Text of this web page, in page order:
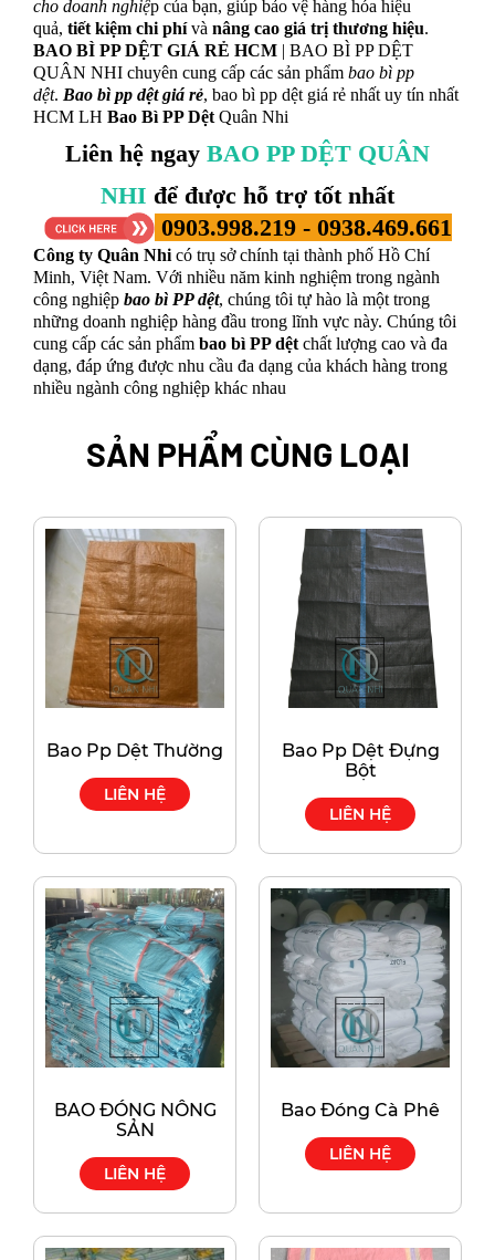
cho doanh nghiệp của bạn, giúp bảo vệ hàng hóa hiệu
quả, tiết kiệm chi phívà nâng cao giá trị thương hiệu.
BAO BÌ PP DỆT GIÁ RẺ HCM | BAO BÌ PP DỆT
QUÂN NHI chuyên cung cấp các sản phẩm bao bì pp
dệt. Bao bì pp dệt giá rẻ, bao bì pp dệt giá rẻ nhất uy tín nhất
HCM LH Bao Bì PP Dệt Quân Nhi
Liên hệ ngay BAO PP DỆT QUÂN
NHI để được hỗ trợ tốt nhất
0903.998.219 - 0938.469.661
Công ty Quân Nhi có trụ sở chính tại thành phố Hồ Chí
Minh, Việt Nam. Với nhiều năm kinh nghiệm trong ngành
công nghiệp bao bì PP dệt, chúng tôi tự hào là một trong
những doanh nghiệp hàng đầu trong lĩnh vực này. Chúng tôi
cung cấp các sản phẩm bao bì PP dệt chất lượng cao và đa
dạng, đáp ứng được nhu cầu đa dạng của khách hàng trong
nhiều ngành công nghiệp khác nhau
SẢN PHẨM CÙNG LOẠI
Bao Pp Dệt Thường
LIÊN HỆ
Bao Pp Dệt Đựng
Bột
LIÊN HỆ
BAO ĐÓNG NÔNG
SẢN
LIÊN HỆ
Bao Đóng Cà Phê
LIÊN HỆ